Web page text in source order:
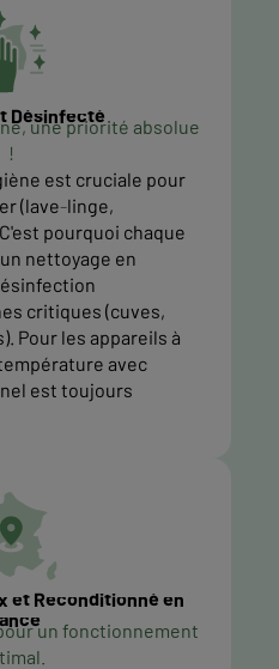
Désinfecté
une priorité absolue
!
est cruciale pour
(lave-linge,
pourquoi chaque
nettoyage en
critiques (cuves,
Pour les appareils à
avec
est toujours
et Reconditionné en
un fonctionnement